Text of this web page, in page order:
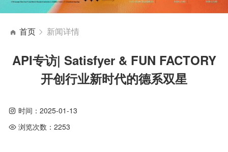
首页 新闻详情
API专访| Satisfyer & FUN FACTORY
开创行业新时代的德系双星
时间： 2025-01-13
浏览次数： 2253